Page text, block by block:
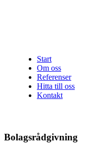
Start
Om oss
Referenser
Hitta till oss
Kontakt
Bolagsrådgivning